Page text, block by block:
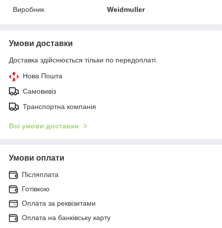
Виробник
Weidmuller
Умови доставки
Доставка здійснюється тільки по передоплаті.
Нова Пошта
Самовивіз
Транспортна компанія
Всі умови доставки
Умови оплати
Післяплата
Готівкою
Оплата за реквізитами
Оплата на банківську карту